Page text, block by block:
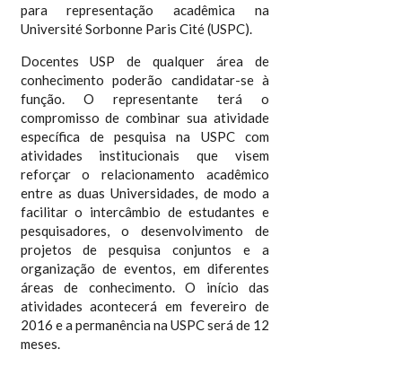
para representação acadêmica na
Université Sorbonne Paris Cité (USPC).
Docentes USP de qualquer área de
conhecimento poderão candidatar-se à
função. O representante terá o
compromisso de combinar sua atividade
específica de pesquisa na USPC com
atividades institucionais que visem
reforçar o relacionamento acadêmico
entre as duas Universidades, de modo a
facilitar o intercâmbio de estudantes e
pesquisadores, o desenvolvimento de
projetos de pesquisa conjuntos e a
organização de eventos, em diferentes
áreas de conhecimento. O início das
atividades acontecerá em fevereiro de
2016 e a permanência na USPC será de 12
meses.